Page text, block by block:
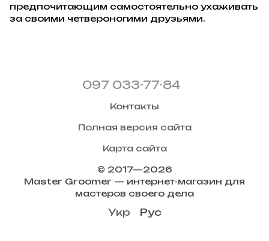
предпочитающим самостоятельно ухаживать
за своими четвероногими друзьями.
097 033-77-84
Контакты
Полная версия сайта
Карта сайта
© 2017—2026
Master Groomer — интернет-магазин для
мастеров своего дела
Укр Рус